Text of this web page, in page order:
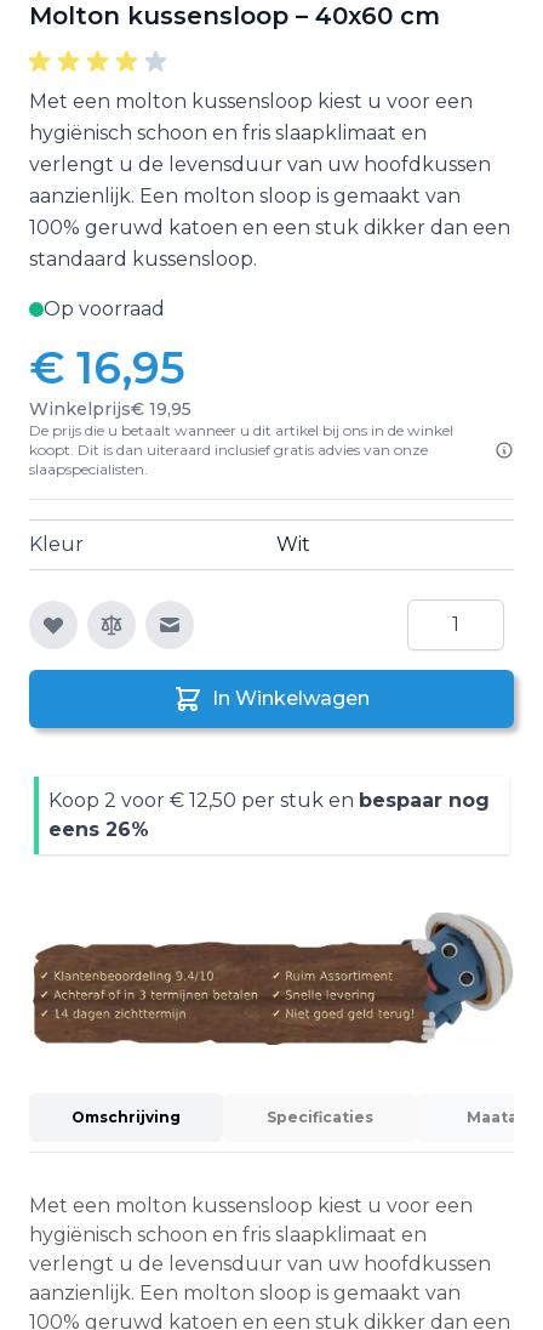
Molton kussensloop – 40x60 cm
Met een molton kussensloop kiest u voor een
hygiënisch schoon en fris slaapklimaat en
verlengt u de levensduur van uw hoofdkussen
aanzienlijk. Een molton sloop is gemaakt van
100% geruwd katoen en een stuk dikker dan een
standaard kussensloop.
Op voorraad
€ 16,95
Winkelprijs€ 19,95
De prijs die u betaalt wanneer u dit artikel bij ons in de winkel
koopt. Dit is dan uiteraard inclusief gratis advies van onze
slaapspecialisten.
Kleur Wit
E-mail naar een vriend
Aantal
In Winkelwagen
Koop 2 voor € 12,50 per stuk en bespaar nog
eens 26%
Omschrijving Specificaties
Met een molton kussensloop kiest u voor een
hygiënisch schoon en fris slaapklimaat en
verlengt u de levensduur van uw hoofdkussen
aanzienlijk. Een molton sloop is gemaakt van
100% geruwd katoen en een stuk dikker dan een